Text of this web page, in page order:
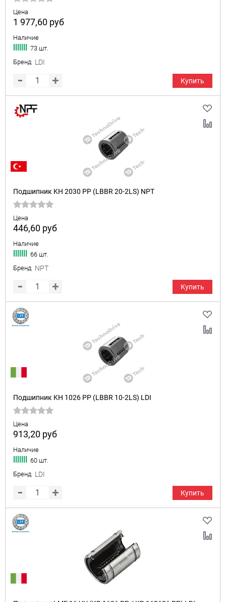
Цена
1 977,60 руб
Наличие
73 шт.
Бренд LDI
Купить
Подшипник KH 2030 PP (LBBR 20-2LS) NPT
Цена
446,60 руб
Наличие
66 шт.
Бренд NPT
Купить
Подшипник KH 1026 PP (LBBR 10-2LS) LDI
Цена
913,20 руб
Наличие
60 шт.
Бренд LDI
Купить